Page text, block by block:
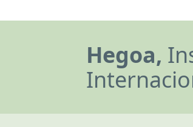
Hegoa,